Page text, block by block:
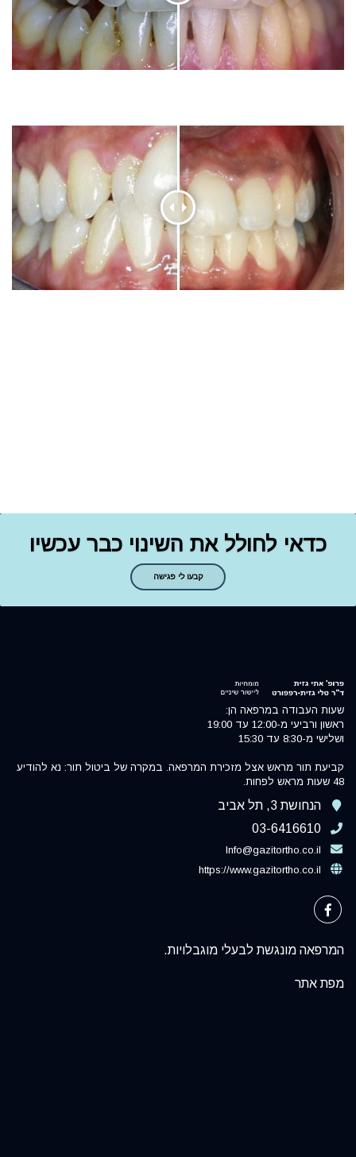
כדאי לחולל את השינוי כבר עכשיו
קבעו לי פגישה
שעות העבודה במרפאה הן:
ראשון ורביעי מ-12:00 עד 19:00
ושלישי מ-8:30 עד 15:30
קביעת תור מראש אצל מזכירת המרפאה. במקרה של ביטול תור: נא להודיע
48 שעות מראש לפחות.
הנחושת 3, תל אביב
03-6416610
Info@gazitortho.co.il
https://www.gazitortho.co.il
המרפאה מונגשת לבעלי מוגבלויות.
מפת אתר